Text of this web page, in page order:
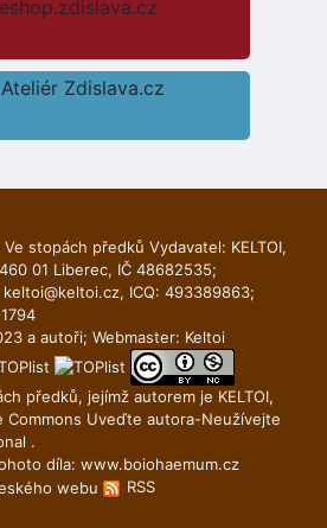
eshop.zdislava.cz
Ateliér Zdislava.cz
stopách předků Vydavatel: KELTOI,
01 Liberec, IČ 48682535;
keltoi@keltoi.cz, ICQ: 493389863;
a autoři; Webmaster: Keltoi
předků, jejímž autorem je KELTOI,
Commons Uveďte autora-Neuží­vejte
.
díla: www.boiohaemum.cz
RSS